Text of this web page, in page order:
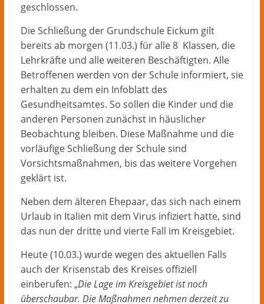
geschlossen.
Die Schließung der Grundschule Eickum gilt
bereits ab morgen (11.03.) für alle 8 Klassen, die
Lehrkräfte und alle weiteren Beschäftigten. Alle
Betroffenen werden von der Schule informiert, sie
erhalten zu dem ein Infoblatt des
Gesundheitsamtes. So sollen die Kinder und die
anderen Personen zunächst in häuslicher
Beobachtung bleiben. Diese Maßnahme und die
vorläufige Schließung der Schule sind
Vorsichtsmaßnahmen, bis das weitere Vorgehen
geklärt ist.
Neben dem älteren Ehepaar, das sich nach einem
Urlaub in Italien mit dem Virus infiziert hatte, sind
das nun der dritte und vierte Fall im Kreisgebiet.
Heute (10.03.) wurde wegen des aktuellen Falls
auch der Krisenstab des Kreises offiziell
einberufen: „Die Lage im Kreisgebiet ist noch
überschaubar. Die Maßnahmen nehmen derzeit zu